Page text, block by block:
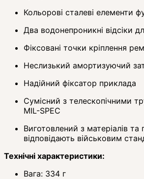
Кольорові сталеві елементи
Два водонепроникні відсіки
Фіксовані точки кріплення
Неслизький амортизуючий
Надійний фіксатор приклада
Сумісний з телескопічними
MIL-SPEC
Виготовлений з матеріалів та
відповідають військовим
Технічні характеристики:
Вага: 334 г